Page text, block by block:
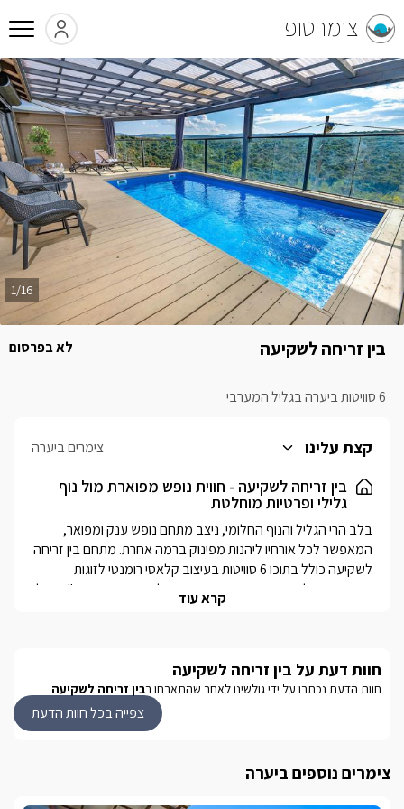
צימרטופ
בין זריחה לשקיעה
6 סוויטות ביערה בגליל המערבי
לא בפרסום
1/16
קצת עלינו צימרים ביערה
בין זריחה לשקיעה - חווית נופש מפוארת מול נוף
גלילי ופרטיות מוחלטת
בקרבת הסוויטות תוכלו ליהנות מן האתרים פארק גורן, ראש הנקרה,
מבצר יחיעם ואגם מונפורט, מגוון טיולי טרקטורונים וג'יפים, רכיבה
סוד הקסם של הנוף המרהיב
קרא עוד
חוות דעת על בין זריחה לשקיעה
חוות הדעת נכתבו על ידי גולשינו לאחר שהתארחו בבין זריחה לשקיעה
צפייה בכל חוות הדעת
צימרים נוספים ביערה